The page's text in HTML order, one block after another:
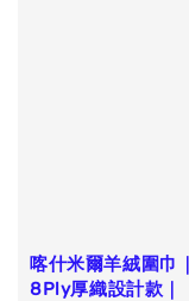
喀什米爾羊絨圍巾｜
8Ply厚織設計款｜